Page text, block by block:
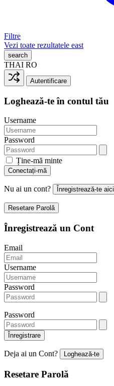
Filtre
Vezi toate rezultatele east
search
THAI RO
Autentificare
Loghează-te în contul tău
Username
Password
Ține-mă minte
Conectați-mă
Nu ai un cont? Înregistrează-te aici
Resetare Parolă
Înregistrează un Cont
Email
Username
Password
Password
Înregistrare
Deja ai un Cont? Loghează-te
Resetare Parolă